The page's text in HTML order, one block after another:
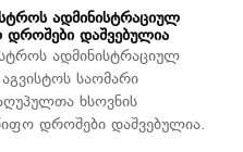
ადმინისტრაციულ
დროშები დაშვებულია
ადმინისტრაციულ
საომარი
ხსოვნის
დროშები დაშვებულია.